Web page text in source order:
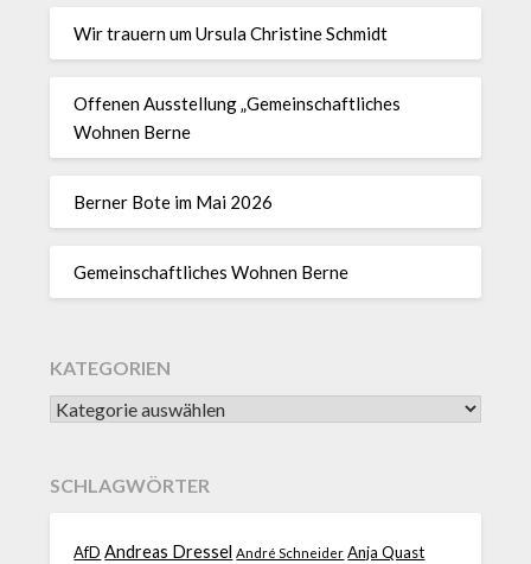
Wir trauern um Ursula Christine Schmidt
Offenen Ausstellung „Gemeinschaftliches
Wohnen Berne
Berner Bote im Mai 2026
Gemeinschaftliches Wohnen Berne
KATEGORIEN
SCHLAGWÖRTER
AfD Andreas Dressel André Schneider Anja Quast